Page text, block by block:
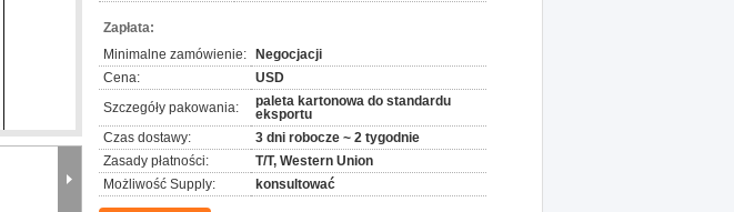
Zapłata:
Minimalne zamówienie:
Negocjacji
Cena:
USD
Szczegóły pakowania:
paleta kartonowa do standardu
eksportu
Czas dostawy:
3 dni robocze ~ 2 tygodnie
Zasady płatności:
T/T, Western Union
Możliwość Supply:
konsultować